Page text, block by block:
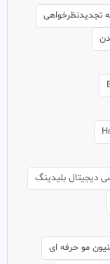
تجدیدنظرخواهی
دیجیتال بلیدینگ
مو حرفه ای